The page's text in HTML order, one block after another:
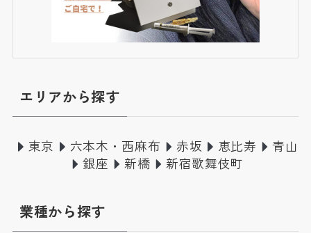
エリアから探す
東京 六本木・西麻布 赤坂 恵比寿
青山
銀座
新橋 新宿歌舞伎町
業種から探す